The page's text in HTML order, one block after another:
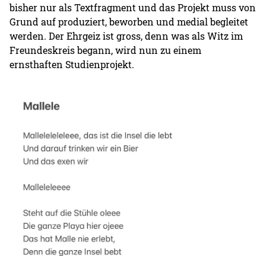
bisher nur als Textfragment und das Projekt muss von
Grund auf produziert, beworben und medial begleitet
werden. Der Ehrgeiz ist gross, denn was als Witz im
Freundeskreis begann, wird nun zu einem
ernsthaften Studienprojekt.